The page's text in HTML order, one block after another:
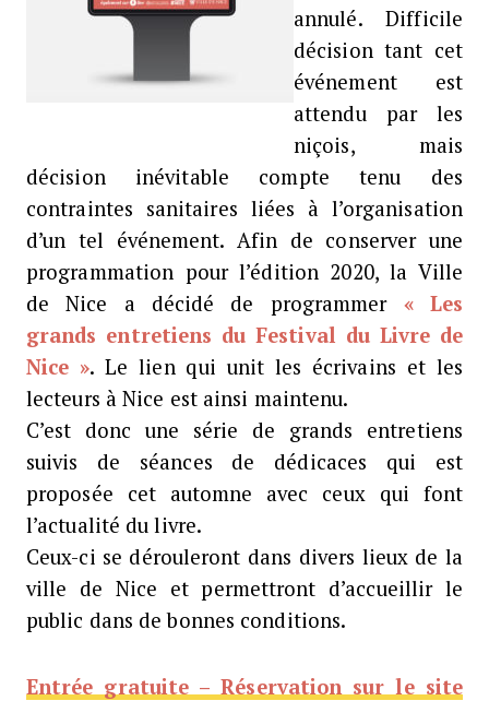
annulé. Difficile
décision tant cet
événement est
attendu par les
niçois, mais
décision inévitable compte tenu des
contraintes sanitaires liées à l’organisation
d’un tel événement. Afin de conserver une
programmation pour l’édition 2020, la Ville
de Nice a décidé de programmer « Les
grands entretiens du Festival du Livre de
Nice ». Le lien qui unit les écrivains et les
lecteurs à Nice est ainsi maintenu.
C’est donc une série de grands entretiens
suivis de séances de dédicaces qui est
proposée cet automne avec ceux qui font
l’actualité du livre.
Ceux-ci se dérouleront dans divers lieux de la
ville de Nice et permettront d’accueillir le
public dans de bonnes conditions.
Entrée gratuite – Réservation sur le site